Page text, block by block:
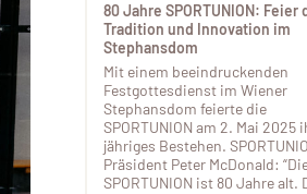
80 Jahre SPORTUNION: Feier
Tradition und Innovation im
Stephansdom
Mit einem beeindruckenden
Festgottesdienst im Wiener
Stephansdom feierte die
SPORTUNION am 2. Mai 2025
jähriges Bestehen.
Präsident Peter McDonald:
SPORTUNION ist 80 Jahre alt.